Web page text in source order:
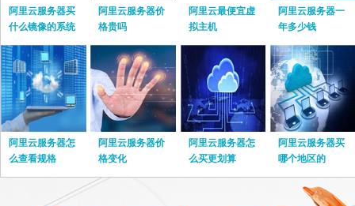
阿里云服务器买
什么镜像的系统
阿里云服务器价
格贵吗
阿里云最便宜虚
拟主机
阿里云服务器一
年多少钱
阿里云服务器怎
么查看规格
阿里云服务器价
格变化
阿里云服务器怎
么买更划算
阿里云服务器买
哪个地区的